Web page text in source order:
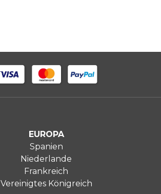
EUROPA
Spanien
Niederlande
Frankreich
Vereinigtes Königreich